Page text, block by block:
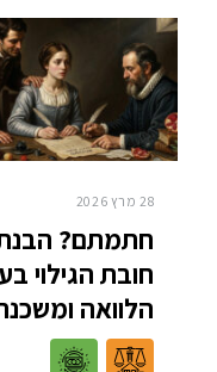
28 מרץ 2026
חתמתם?
חובת הגילוי
הלוואה